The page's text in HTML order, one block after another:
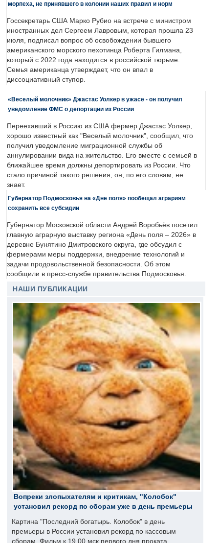
морпеха, не принявшего в колонии наших правил и норм
Госсекретарь США Марко Рубио на встрече с министром
иностранных дел Сергеем Лавровым, которая прошла 23
июля, подписал вопрос об освобождении бывшего
американского морского пехотинца Роберта Гилмана,
который с 2022 года находится в российской тюрьме.
Семья американца утверждает, что он впал в
диссоциативный ступор.
«Веселый молочник» Джастас Уолкер в ужасе - он получил
уведомление ФМС о депортации из России
Переехавший в Россию из США фермер Джастас Уолкер,
хорошо известный как "Веселый молочник", сообщил, что
получил уведомление миграционной службы об
аннулировании вида на жительство. Его вместе с семьей в
ближайшее время должны депортировать из России. Что
стало причиной такого решения, он, по его словам, не
знает.
Губернатор Подмосковья на «Дне поля» пообещал аграриям
сохранить все субсидии
Губернатор Московской области Андрей Воробьёв посетил
главную аграрную выставку региона «День поля – 2026» в
деревне Бунятино Дмитровского округа, где обсудил с
фермерами меры поддержки, внедрение технологий и
задачи продовольственной безопасности. Об этом
сообщили в пресс-службе правительства Подмосковья.
НАШИ ПУБЛИКАЦИИ
Вопреки злопыхателям и критикам, "Колобок"
установил рекорд по сборам уже в день премьеры
Картина "Последний богатырь. Колобок" в день
премьеры в России установил рекорд по кассовым
сборам. Фильм к 19.00 мск первого дня проката